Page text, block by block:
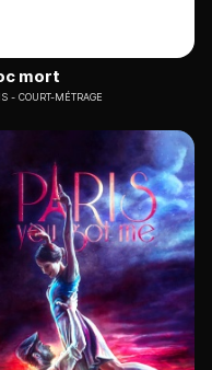
mort
COURT-MÉTRAGE